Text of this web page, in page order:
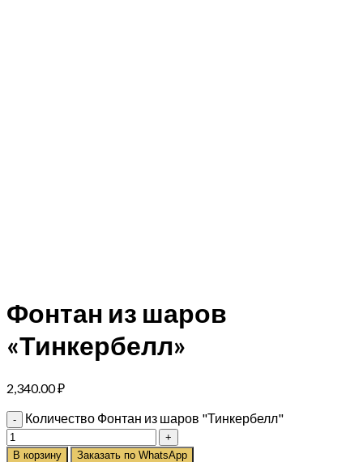
Фонтан из шаров
«Тинкербелл»
2,340.00₽
Количество Фонтан из шаров "Тинкербелл"
В корзину Заказать по WhatsApp